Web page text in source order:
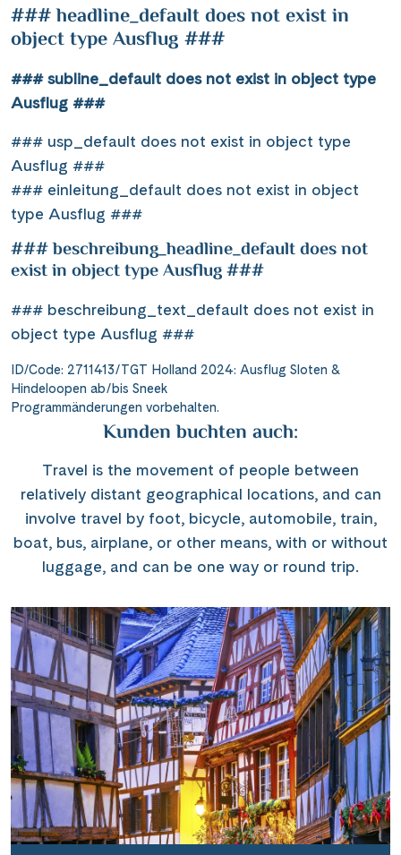
### headline_default does not exist in
object type Ausflug ###
### subline_default does not exist in object type
Ausflug ###
### usp_default does not exist in object type
Ausflug ###
### einleitung_default does not exist in object
type Ausflug ###
### beschreibung_headline_default does not
exist in object type Ausflug ###
### beschreibung_text_default does not exist in
object type Ausflug ###
ID/Code: 2711413/TGT Holland 2024: Ausflug Sloten &
Hindeloopen ab/bis Sneek
Programmänderungen vorbehalten.
Kunden buchten auch:
Travel is the movement of people between
relatively distant geographical locations, and can
involve travel by foot, bicycle, automobile, train,
boat, bus, airplane, or other means, with or without
luggage, and can be one way or round trip.